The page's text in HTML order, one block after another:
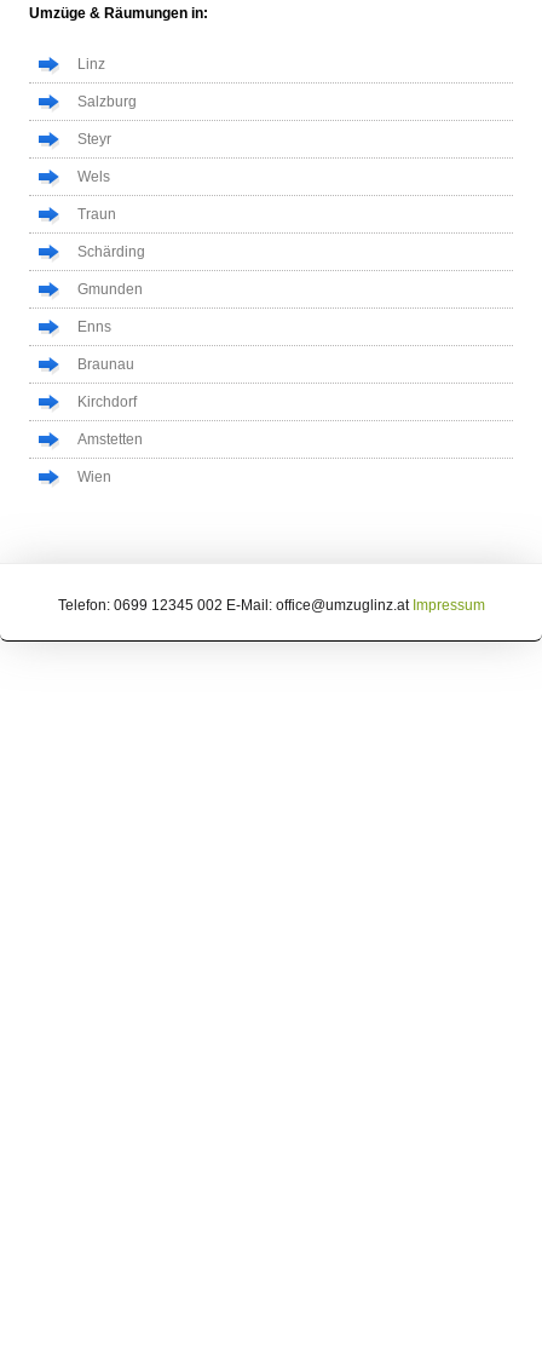
Umzüge & Räumungen in:
Linz
Salzburg
Steyr
Wels
Traun
Schärding
Gmunden
Enns
Braunau
Kirchdorf
Amstetten
Wien
Telefon: 0699 12345 002 E-Mail: office@umzuglinz.at Impressum